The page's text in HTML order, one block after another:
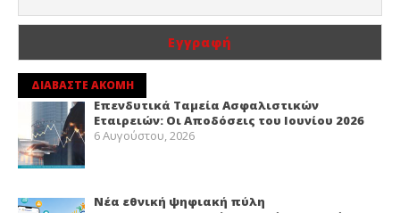
ΔΙΑΒΑΣΤΕ ΑΚΟΜΗ
Επενδυτικά Ταμεία Ασφαλιστικών
Εταιρειών: Οι Αποδόσεις του Ιουνίου 2026
6 Αυγούστου, 2026
Νέα εθνική ψηφιακή πύλη